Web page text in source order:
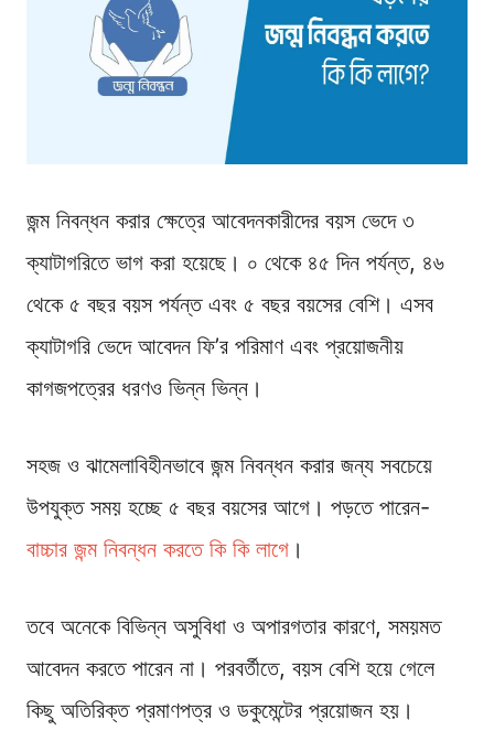
জন্ম নিবন্ধন করার ক্ষেত্রে আবেদনকারীদের বয়স ভেদে ৩
ক্যাটাগরিতে ভাগ করা হয়েছে। ০ থেকে ৪৫ দিন পর্যন্ত, ৪৬
থেকে ৫ বছর বয়স পর্যন্ত এবং ৫ বছর বয়সের বেশি। এসব
ক্যাটাগরি ভেদে আবেদন ফি’র পরিমাণ এবং প্রয়োজনীয়
কাগজপত্রের ধরণও ভিন্ন ভিন্ন।
সহজ ও ঝামেলাবিহীনভাবে জন্ম নিবন্ধন করার জন্য সবচেয়ে
উপযুক্ত সময় হচ্ছে ৫ বছর বয়সের আগে। পড়তে পারেন-
বাচ্চার জন্ম নিবন্ধন করতে কি কি লাগে ।
তবে অনেকে বিভিন্ন অসুবিধা ও অপারগতার কারণে, সময়মত
আবেদন করতে পারেন না। পরবর্তীতে, বয়স বেশি হয়ে গেলে
কিছু অতিরিক্ত প্রমাণপত্র ও ডকুমেন্টের প্রয়োজন হয়।